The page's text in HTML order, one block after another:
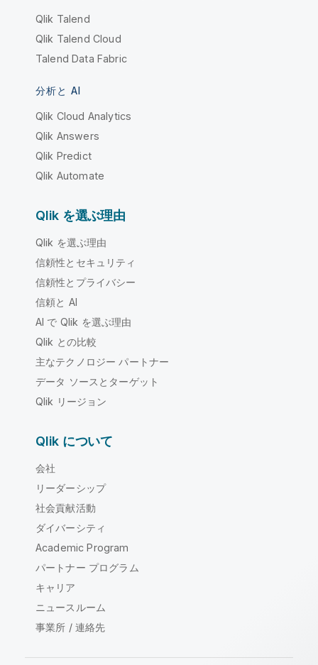
Qlik Talend
Qlik Talend Cloud
Talend Data Fabric
分析と AI
Qlik Cloud Analytics
Qlik Answers
Qlik Predict
Qlik Automate
Qlik を選ぶ理由
Qlik を選ぶ理由
信頼性とセキュリティ
信頼性とプライバシー
信頼と AI
AI で Qlik を選ぶ理由
Qlik との比較
主なテクノロジー パートナー
データ ソースとターゲット
Qlik リージョン
Qlik について
会社
リーダーシップ
社会貢献活動
ダイバーシティ
Academic Program
パートナー プログラム
キャリア
ニュースルーム
事業所 / 連絡先